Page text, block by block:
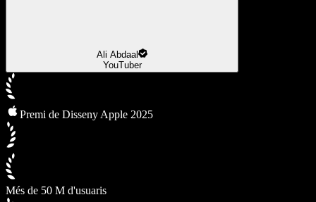
Ali Abdaal
YouTuber
Premi de Disseny Apple 2025
Més de 50 M d'usuaris